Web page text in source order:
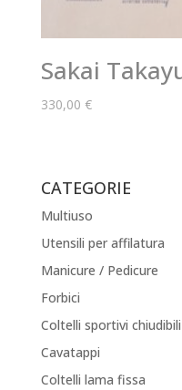
Sakai
330,00 €
CATEGORIE
Multiuso
Utensili per affilatura
Manicure / Pedicure
Forbici
Coltelli sportivi chiudibili
Cavatappi
Coltelli lama fissa